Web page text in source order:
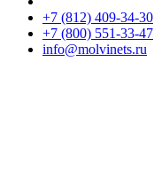
+7 (812) 409-34-30
+7 (800) 551-33-47
info@molvinets.ru